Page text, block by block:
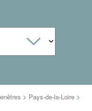
> Pays-de-la-Loire >